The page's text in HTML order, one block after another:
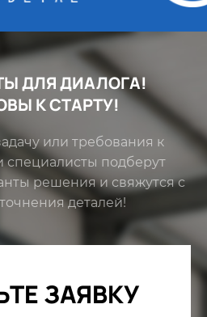
ЗАЯВКУ
ДЛЯ ДИАЛОГА!
К СТАРТУ!
или требования к
подберут
решения и свяжутся с
деталей!